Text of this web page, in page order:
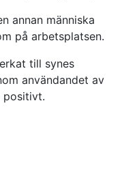
annan människa
på arbetsplatsen.
till synes
användandet av
positivt.